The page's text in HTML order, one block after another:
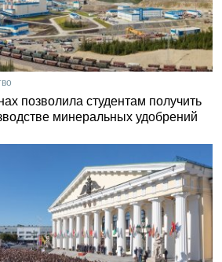
позволила студентам получить
минеральных удобрений